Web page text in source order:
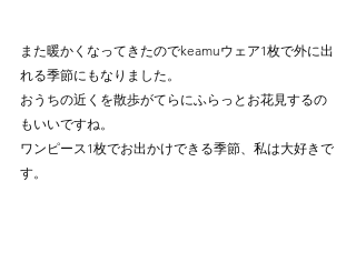
また暖かくなってきたのでkeamuウェア1枚で外に出
れる季節にもなりました。
おうちの近くを散歩がてらにふらっとお花見するの
もいいですね。
ワンピース1枚でお出かけできる季節、私は大好きで
す。